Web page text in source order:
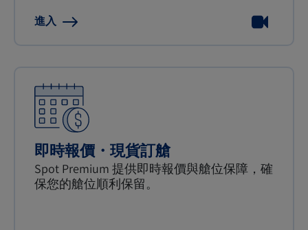
進入
即時報價・現貨訂艙
Spot Premium 提供即時報價與艙位保障，確
保您的艙位順利保留。